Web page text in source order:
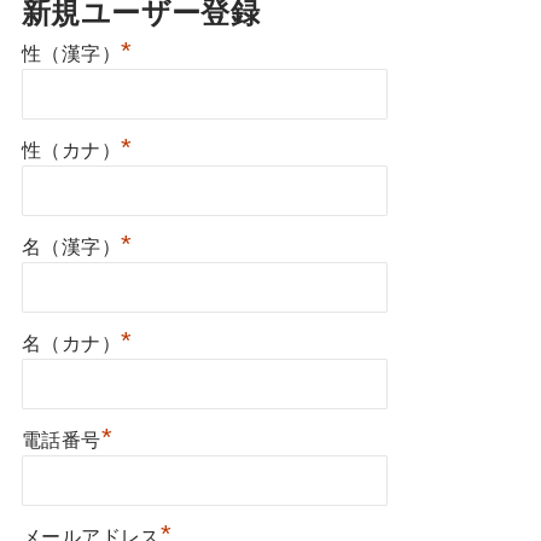
新規ユーザー登録
性（漢字） *
性（カナ） *
名（漢字） *
名（カナ） *
電話番号*
メールアドレス *